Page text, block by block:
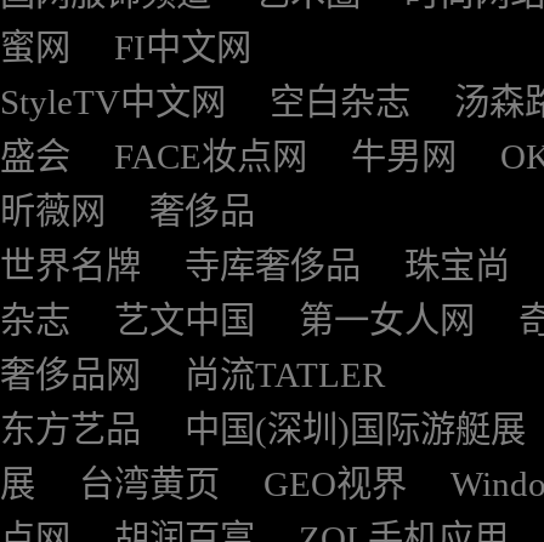
蜜网
FI中文网
StyleTV中文网
空白杂志
汤森
盛会
FACE妆点网 牛男网
昕薇网
奢侈品
世界名牌
寺库奢侈品
珠宝尚
杂志
艺文中国 第一女人网
奢侈品网
尚流TATLER
东方艺品
中国(深圳)国际游艇展
展
台湾黄页 GEO视界